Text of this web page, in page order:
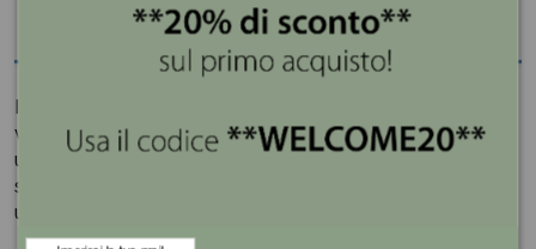
Descrizione
vassoio decorativo cerchio scolpito è realizzato in legno
un materiale di tendenza nella decorazione. La sua
struttura lo rendono facile da trasportare se lo vogliamo
utilizzare per servire una deliziosa colazione a tavola.